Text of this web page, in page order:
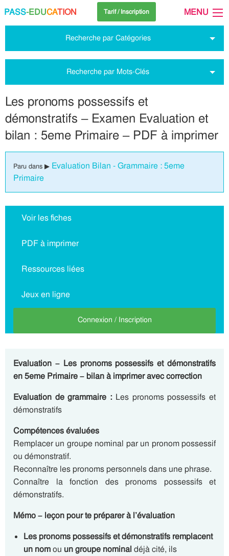
PASS-EDUCATION Tarif / Inscription MENU
Recherche par Catégories
Recherche par Mots-Clés
Les pronoms possessifs et
démonstratifs – Examen Evaluation et
bilan : 5eme Primaire – PDF à imprimer
Paru dans ▶ Evaluation Bilan - Grammaire : 5eme
Primaire
Voir les fiches
PDF à imprimer
Ressources liées
Jeux en ligne
Connexion / Inscription
Evaluation – Les pronoms possessifs et démonstratifs
en 5eme Primaire – bilan à imprimer avec correction
Evaluation de grammaire : Les pronoms possessifs et
démonstratifs
Compétences évaluées
Remplacer un groupe nominal par un pronom possessif
ou démonstratif.
Reconnaître les pronoms personnels dans une phrase.
Connaître la fonction des pronoms possessifs et
démonstratifs.
Mémo – leçon pour te préparer à l’évaluation
Les pronoms possessifs etdémonstratifs remplacent
un nomou un groupe nominal déjà cité, ils